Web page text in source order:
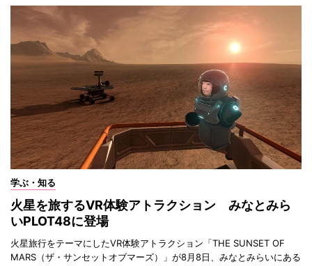
学ぶ・知る
火星を旅するVR体験アトラクション みなとみら
いPLOT48に登場
火星旅行をテーマにしたVR体験アトラクション「THE SUNSET OF
MARS（ザ・サンセットオブマーズ）」が8月8日、みなとみらいにある